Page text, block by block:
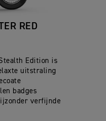
RED
Edition is
uitstraling
badges
verfijnde